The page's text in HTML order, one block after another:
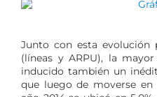
Junto con esta evolución
(líneas y ARPU), la
inducido también un
que luego de moverse